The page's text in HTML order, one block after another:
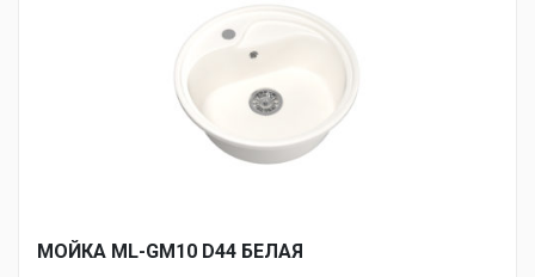
МОЙКA ML-GM10 D44 БЕЛАЯ